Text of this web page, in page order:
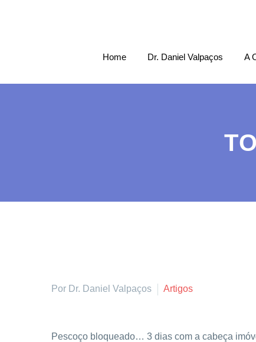
Home Dr. Daniel Valpaços A
Por Dr. Daniel Valpaços Artigos
Pescoço bloqueado… 3 dias com a cabeça